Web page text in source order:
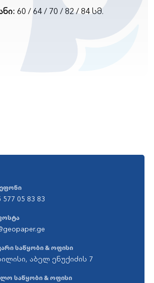
60 / 64 / 70 / 82 / 84სმ.
577 05 83 83
საწყობი & ოფისი
აბელ ენუქიძის 7
საწყობი & ოფისი